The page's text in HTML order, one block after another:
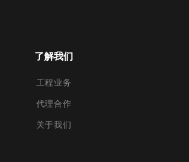
了解我们
工程业务
代理合作
关于我们